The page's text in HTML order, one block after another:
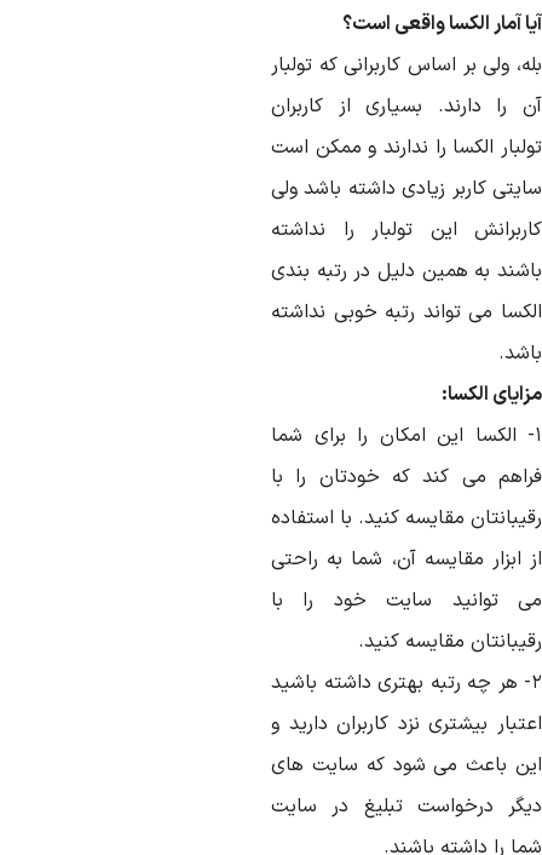
آمار الکسا واقعی است؟
ولی بر اساس کاربرانی که تولبار
را دارند. بسیاری از کاربران
الکسا را ندارند و ممکن است
کاربر زیادی داشته باشد ولی
این تولبار را نداشته
به همین دلیل در رتبه بندی
می تواند رتبه خوبی نداشته
الکسا:
۱- الکسا این امکان را برای شما
می کند که خودتان را با
مقایسه کنید. با استفاده
ابزار مقایسه آن، شما به راحتی
توانید سایت خود را با
مقایسه کنید.
۲- هر چه رتبه بهتری داشته باشید
بیشتری نزد کاربران دارید و
باعث می شود که سایت های
درخواست تبلیغ در سایت
را داشته باشند.